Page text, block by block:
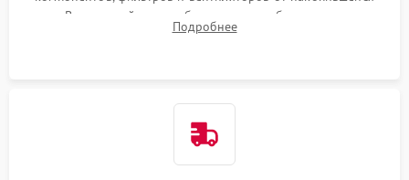
пыли. Визуальный осмотр блока питания, балласта лампы и
материнской платы на наличие прогаров или вздутых
Подробнее